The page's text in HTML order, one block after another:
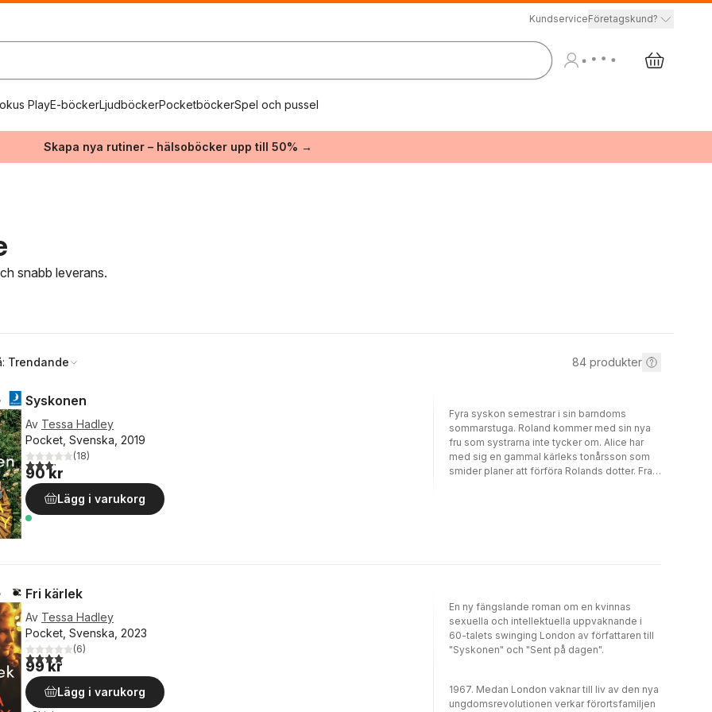
KundserviceFöretagskund?
PlayE-böckerLjudböckerPocketböckerSpel och pussel
Skapa nya rutiner – hälsoböcker upp till 50% →
snabb leverans.
Trendande 84 produkter
Syskonen
Av Tessa Hadley
Pocket, Svenska, 2019
3,2utav 5 stjärnor. Totalt antal röster:
(18)
90 kr
Lägg i varukorg
Fyra syskon semestrar i sin barndoms
sommarstuga. Roland kommer med sin nya
fru som systrarna inte tycker om. Alice har
med sig en gammal kärleks tonårsson som
smider planer att förföra Rolands dotter. Fran
Fri kärlek
Av Tessa Hadley
Pocket, Svenska, 2023
4,0utav 5 stjärnor. Totalt antal röster:
(6)
99 kr
Lägg i varukorg
En ny fängslande roman om en kvinnas
sexuella och intellektuella uppvaknande i
60-talets swinging London av författaren till
"Syskonen" och "Sent på dagen".
1967. Medan London vaknar till liv av den nya
ungdomsrevolutionen verkar förortsfamiljen